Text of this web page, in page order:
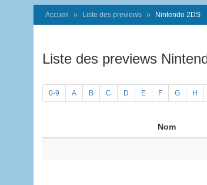
Accueil Liste des previews Nintendo 2DS
Liste des previews
0-9 A B C D E F G H
Nom